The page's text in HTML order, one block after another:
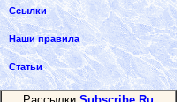
Ссылки
Наши правила
Статьи